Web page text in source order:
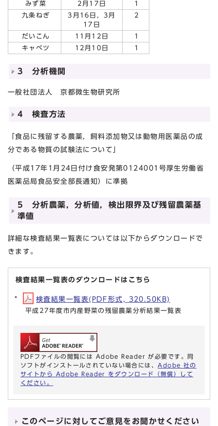
みず菜
2月17日
1
九条ねぎ
3月16日，3月
17日
2
だいこん 11月12日
1
キャベツ
12月10日 1
3 分析機関
一般社団法人 京都微生物研究所
4 検査方法
「食品に残留する農薬，飼料添加物又は動物用医薬品の成
分である物質の試験法について」
（平成17年1月24日付け食安発第0124001号厚生労働省
医薬品局食品安全部長通知）に準拠
5 分析農薬，分析値，検出限界及び残留農薬基
準値
詳細な検査結果一覧表については以下からダウンロードで
きます。
検査結果一覧表のダウンロードはこちら
検査結果一覧表(PDF形式, 320.50KB)
平成27年度市内産野菜の残留農薬分析結果一覧表
PDFファイルの閲覧には Adobe Reader が必要です。同
ソフトがインストールされていない場合には、 Adobe 社の
サイトから Adobe Reader をダウンロード（無償）して
ください。
このページに対してご意見をお聞かせください